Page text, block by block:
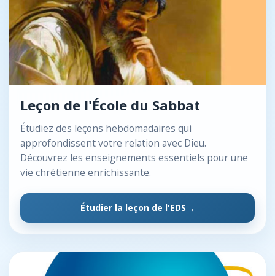
Leçon de l'École du Sabbat
Étudiez des leçons hebdomadaires qui
approfondissent votre relation avec Dieu.
Découvrez les enseignements essentiels pour une
vie chrétienne enrichissante.
Étudier la leçon de l'EDS